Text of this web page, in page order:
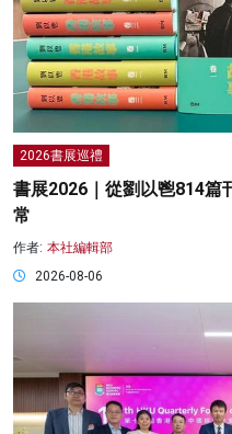
2026書展巡禮
書展2026｜從劉以鬯814篇
常
作者: 本社編輯部
2026-08-06